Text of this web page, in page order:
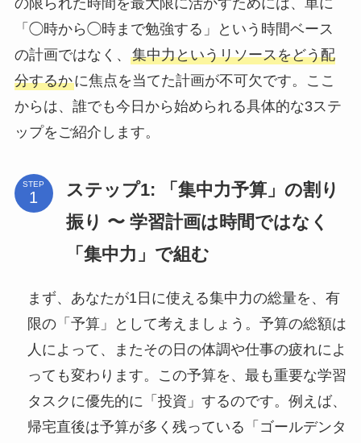
「◯時から◯時まで勉強する」という時間ベース
の計画ではなく、 集中力というリソースをどう配
分するかに焦点を当てた計画が不可欠です。ここ
からは、誰でも今日から始められる具体的な3ステ
ップをご紹介します。
STEP
ステップ1: 「集中力予算」の割り
振り 〜 学習計画は時間ではなく
「集中力」で組む
まず、あなたが1日に使える集中力の総量を、有
限の「予算」として考えましょう。予算の総額は
人によって、またその日の体調や仕事の疲れによ
っても変わります。この予算を、最も重要な学習
タスクに優先的に「投資」するのです。例えば、
帰宅直後は予算が多く残っている「ゴールデンタ